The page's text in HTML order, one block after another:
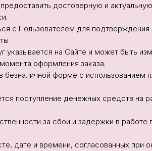
предоставить достоверную и
с Пользователем для подтверждения
указывается на Сайте и может быть
оформления заказа.
безналичной форме с использованием
поступление денежных средств на
за сбои и задержки в
дате и времени, согласованных при